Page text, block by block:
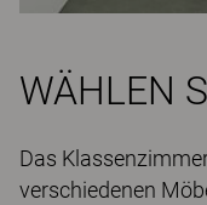
WÄHLEN
Das
verschiedenen